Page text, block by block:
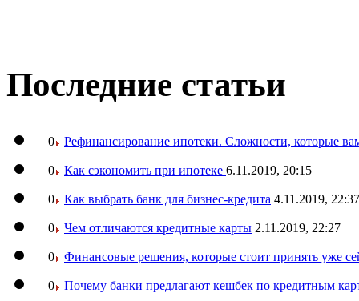
Последние статьи
0 Рефинансирование ипотеки. Сложности, которые
0 Как сэкономить при ипотеке 6.11.2019, 20:15
0 Как выбрать банк для бизнес-кредита 4.11.2019, 22:37
0 Чем отличаются кредитные карты 2.11.2019, 22:27
0 Финансовые решения, которые стоит принять уже
0 Почему банки предлагают кешбек по кредитным